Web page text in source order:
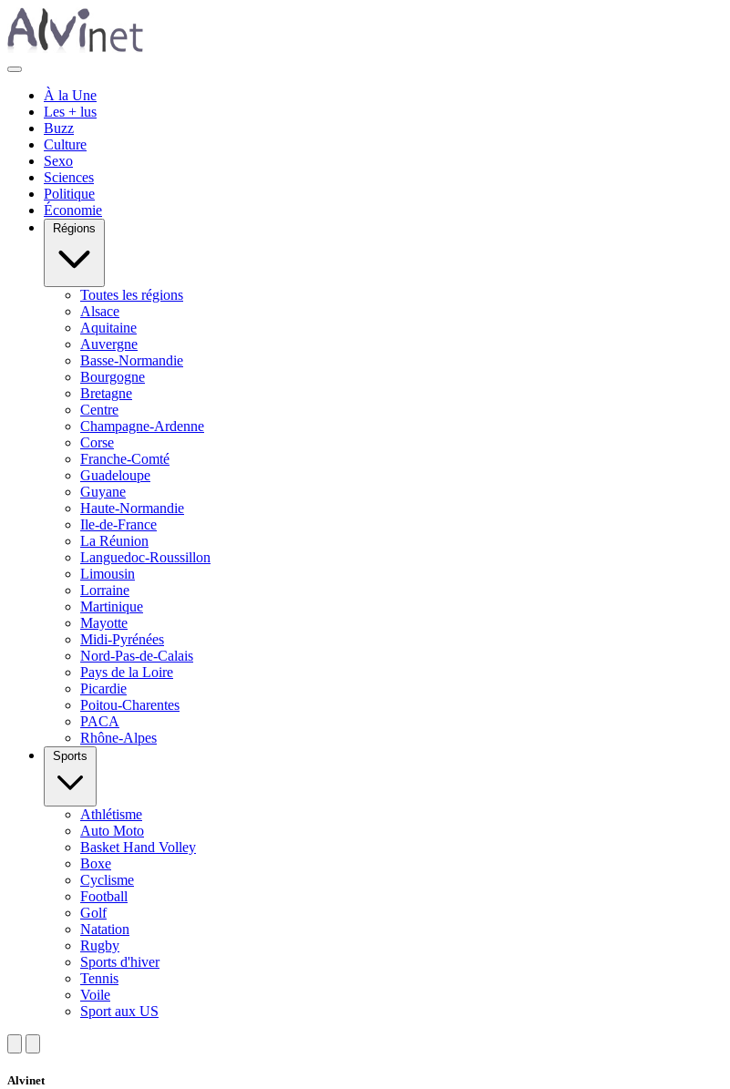
À la Une
Les + lus
Buzz
Culture
Sexo
Sciences
Politique
Économie
Régions
Toutes les régions
Alsace
Aquitaine
Auvergne
Basse-Normandie
Bourgogne
Bretagne
Centre
Champagne-Ardenne
Corse
Franche-Comté
Guadeloupe
Guyane
Haute-Normandie
Ile-de-France
La Réunion
Languedoc-Roussillon
Limousin
Lorraine
Martinique
Mayotte
Midi-Pyrénées
Nord-Pas-de-Calais
Pays de la Loire
Picardie
Poitou-Charentes
PACA
Rhône-Alpes
Sports
Athlétisme
Auto Moto
Basket Hand Volley
Boxe
Cyclisme
Football
Golf
Natation
Rugby
Sports d'hiver
Tennis
Voile
Sport aux US
Alvinet